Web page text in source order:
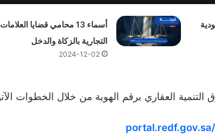
أسماء 13 محامي قضايا العلامات
التجارية بالزكاة والدخل
2024-12-02
العقاري برقم الهوية من خلال الخطوات